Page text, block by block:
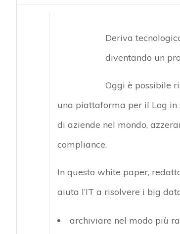
Deriva
diventando un
Oggi è possibile
una piattaforma per il Log in
di aziende nel mondo,
compliance.
In questo white paper,
aiuta l’IT a risolvere i big
archiviare nel modo più